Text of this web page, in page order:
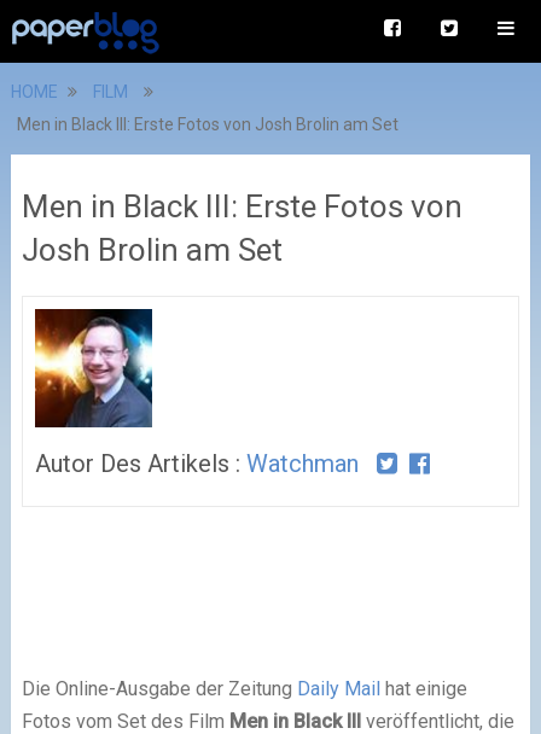
HOME
FILM
Men in Black III: Erste Fotos von Josh Brolin am Set
Men in Black III: Erste Fotos von
Josh Brolin am Set
Autor Des Artikels : Watchman
Die Online-Ausgabe der Zeitung Daily Mailhat einige
Fotos vom Set des Film Men in Black IIIveröffentlicht, die